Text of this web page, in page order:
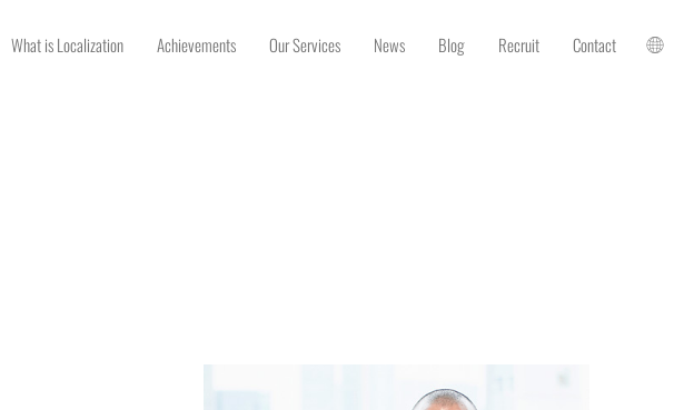
What is Localization Achievements Our Services News Blog Recruit Contact